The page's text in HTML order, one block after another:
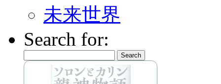
未来世界
Search for: